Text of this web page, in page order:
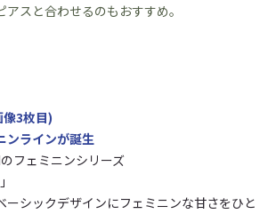
スと合わせるのもおすすめ。
3枚目)
ンラインが誕生
フェミニンシリーズ
ーシックデザインにフェミニンな甘さをひと